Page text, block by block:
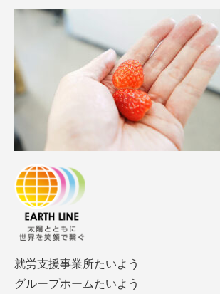
就労支援事業所たいよう
グループホームたいよう